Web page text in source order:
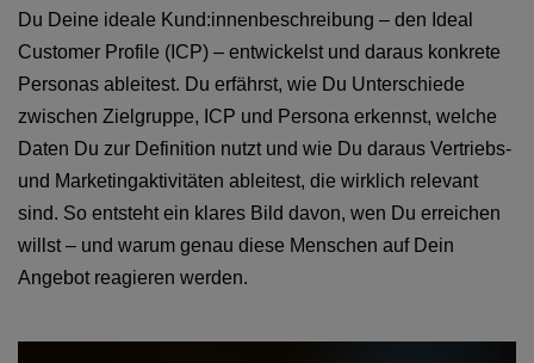
Du Deine ideale Kund:innenbeschreibung – den Ideal
Customer Profile (ICP) – entwickelst und daraus konkrete
Personas ableitest. Du erfährst, wie Du Unterschiede
zwischen Zielgruppe, ICP und Persona erkennst, welche
Daten Du zur Definition nutzt und wie Du daraus Vertriebs-
und Marketingaktivitäten ableitest, die wirklich relevant
sind. So entsteht ein klares Bild davon, wen Du erreichen
willst – und warum genau diese Menschen auf Dein
Angebot reagieren werden.